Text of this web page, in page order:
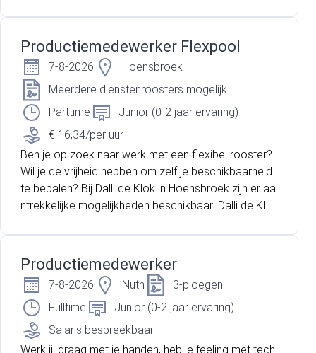
medewerker voor de mengafdeling in dagdienst. In
deze rol werk je mee aan het voorbereiden, bewerk
en en assembleren van producten zoals wielen en r
ollen, ter voorbereiding op de polyurethaanbekledin
g. Je volgt daarbij duidelijke werkinstructies en werkt
volgens de geldende kwaliteits- en veiligheidsnorme
n.
Productiemedewerker Flexpool
7-8-2026
Hoensbroek
Meerdere dienstenroosters mogelijk
Parttime
Junior (0-2 jaar ervaring)
€ 16,34/per uur
Ben je op zoek naar werk met een flexibel rooster?
Wil je de vrijheid hebben om zelf je beschikbaarheid
te bepalen? Bij Dalli de Klok in Hoensbroek zijn er aa
ntrekkelijke mogelijkheden beschikbaar! Dalli de Klok
een van oorsprong Duitse familiebedrijf, dé Private L
abel fabrikant. Dalli de Klok B.V. is een productieond
erneming die zich toelegt op de productie van vloei
bare wasproducten, zoals textielhoofd- en fijnwasmi
ddelen en wasverzachters. Bij Dalli de Klok geloven
ze in innovatie, teamwork en persoonlijke groei. Als
vooraanstaand bedrijf in de industriële sector, zijn zij
Productiemedewerker
7-8-2026 Nuth
3-ploegen
Fulltime
Junior (0-2 jaar ervaring)
Salaris bespreekbaar
Werk jij graag met je handen, heb je feeling met tech